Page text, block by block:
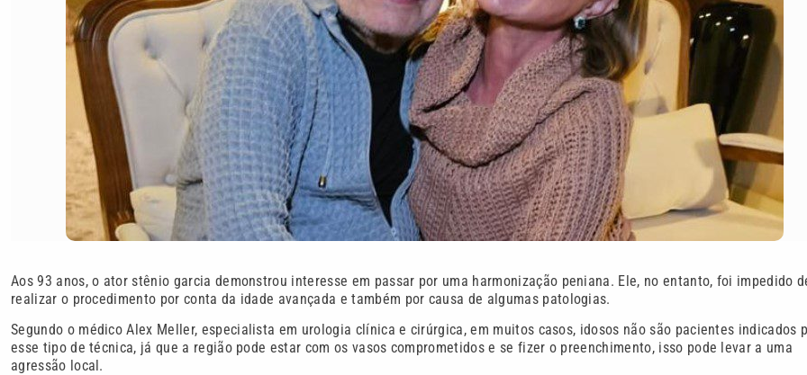
Aos 93 anos, o ator stênio garcia demonstrou interesse em passar por uma harmonização peniana. Ele, no entanto, foi impedido
realizar o procedimento por conta da idade avançada e também por causa de algumas patologias.
Segundo o médico Alex Meller, especialista em urologia clínica e cirúrgica, em muitos casos, idosos não são pacientes indicados
esse tipo de técnica, já que a região pode estar com os vasos comprometidos e se fizer o preenchimento, isso pode levar a uma
agressão local.